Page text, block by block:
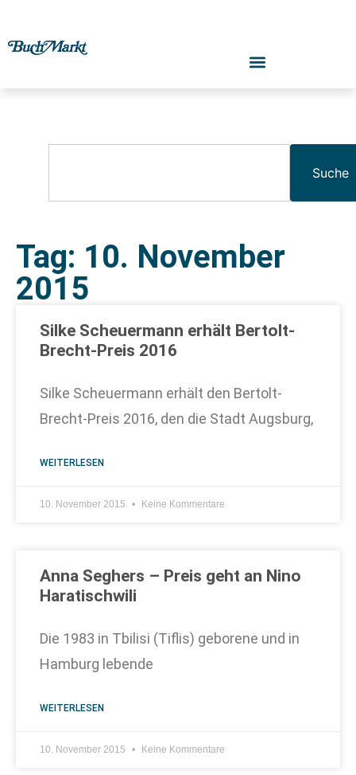
Suche
Tag: 10. November
2015
Silke Scheuermann erhält Bertolt-
Brecht-Preis 2016
Silke Scheuermann erhält den Bertolt-
Brecht-Preis 2016, den die Stadt Augsburg,
WEITERLESEN
10. November 2015 Keine Kommentare
Anna Seghers – Preis geht an Nino
Haratischwili
Die 1983 in Tbilisi (Tiflis) geborene und in
Hamburg lebende
WEITERLESEN
10. November 2015 Keine Kommentare